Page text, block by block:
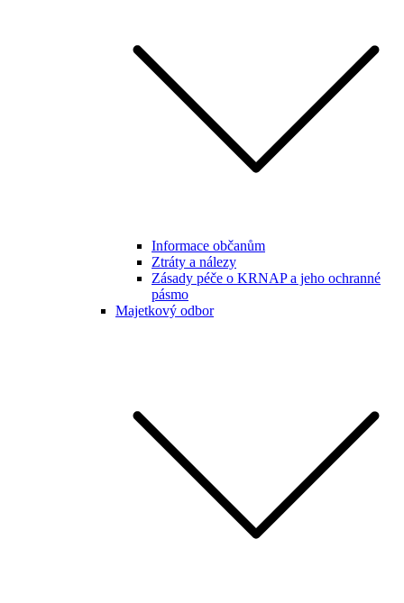
Informace občanům
Ztráty a nálezy
Zásady péče o KRNAP a jeho ochranné
pásmo
Majetkový odbor